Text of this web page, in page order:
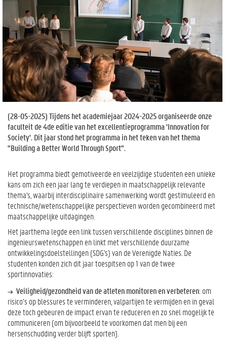
(28-05-2025) Tijdens het academiejaar 2024-2025 organiseerde onze
faculteit de 4de editie van het excellentieprogramma 'Innovation for
Society'. Dit jaar stond het programma in het teken van het thema
"Building a Better World Through Sport".
Het programma biedt gemotiveerde en veelzijdige studenten een unieke
kans om zich een jaar lang te verdiepen in maatschappelijk relevante
thema's, waarbij interdisciplinaire samenwerking wordt gestimuleerd en
technische/wetenschappelijke perspectieven worden gecombineerd met
maatschappelijke uitdagingen.
Het jaarthema legde een link tussen verschillende disciplines binnen de
ingenieurswetenschappen en linkt met verschillende duurzame
ontwikkelingsdoelstellingen (SDG's) van de Verenigde Naties. De
studenten konden zich dit jaar toespitsen op 1 van de twee
sportinnovaties:
Veiligheid/gezondheid van de atleten monitoren en verbeteren: om
risico’s op blessures te verminderen, valpartijen te vermijden en in geval
deze toch gebeuren de impact ervan te reduceren en zo snel mogelijk te
communiceren (om bijvoorbeeld te voorkomen dat men bij een
hersenschudding verder blijft sporten).